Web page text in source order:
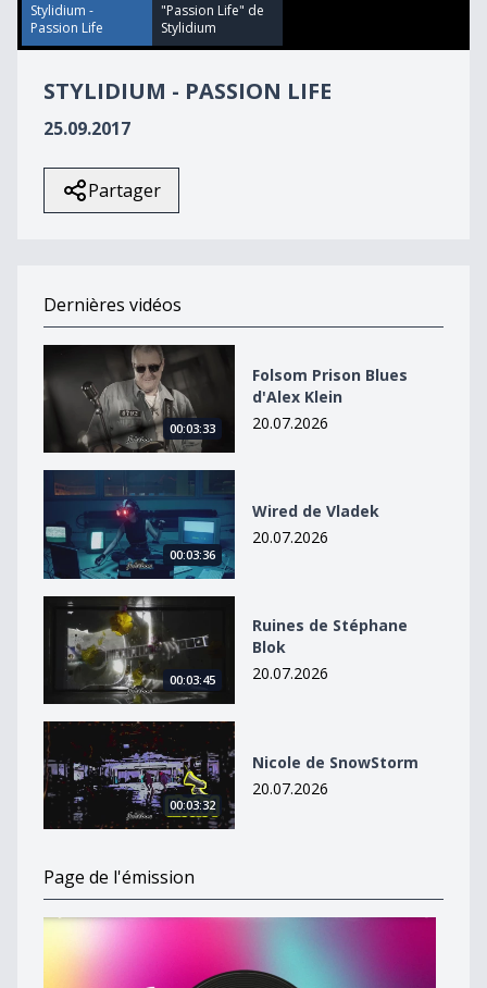
53
seconds
Stylidium -
Passion Life
"Passion Life" de
Stylidium
STYLIDIUM - PASSION LIFE
25.09.2017
Partager
Dernières vidéos
Folsom Prison Blues d&#039;Alex Klein
00:03:33
Folsom Prison Blues
d'Alex Klein
20.07.2026
Wired de Vladek
00:03:36
Wired de Vladek
20.07.2026
Ruines de Stéphane Blok
00:03:45
Ruines de Stéphane
Blok
20.07.2026
Nicole de SnowStorm
00:03:32
Nicole de SnowStorm
20.07.2026
Page de l'émission